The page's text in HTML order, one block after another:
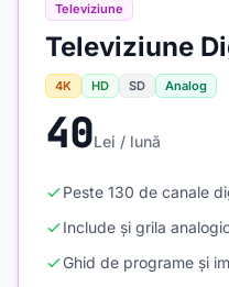
Televiziune
Televiziune
4K HD SD Analog
40Lei / lună
Peste 130 de canale
Include și grila
Ghid de programe și